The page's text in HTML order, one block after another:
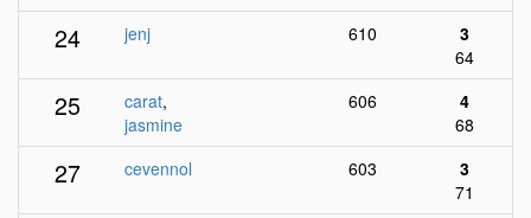
24 jenj 610
3
64
25 carat,
jasmine
606
4
68
27 cevennol 603
3
71